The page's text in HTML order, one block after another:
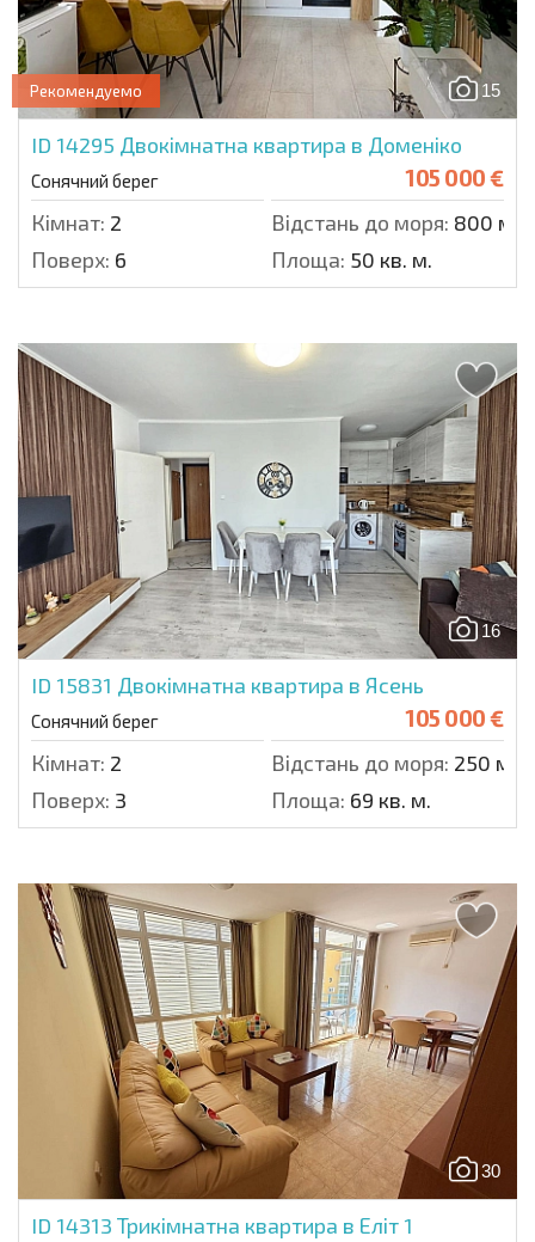
15
Рекомендуемо
ID 14295 Двокімнатна квартира в Доменіко
Сонячний берег 105 000 €
Кімнат: 2 Відстань до моря: 800 м.
Поверх: 6 Площа: 50 кв. м.
16
ID 15831 Двокімнатна квартира в Ясень
Сонячний берег 105 000 €
Кімнат: 2 Відстань до моря: 250 м.
Поверх: 3 Площа: 69 кв. м.
30
ID 14313 Трикімнатна квартира в Еліт 1